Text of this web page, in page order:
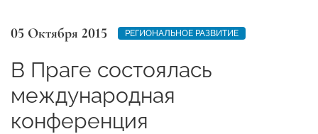
05 Октября 2015 РЕГИОНАЛЬНОЕ РАЗВИТИЕ
В Праге состоялась
международная
конференция